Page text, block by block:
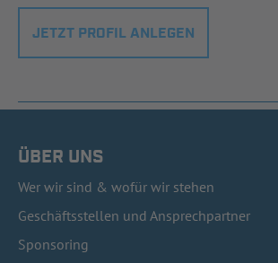
JETZT PROFIL ANLEGEN
ÜBER UNS
Wer wir sind & wofür wir stehen
Geschäftsstellen und Ansprechpartner
Sponsoring